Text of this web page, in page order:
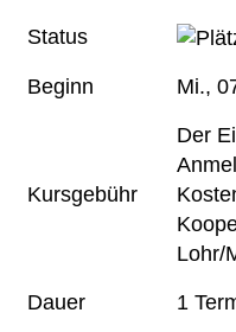
Status
Beginn Mi.,
Kursgebühr
Der
Lohr/
Dauer 1